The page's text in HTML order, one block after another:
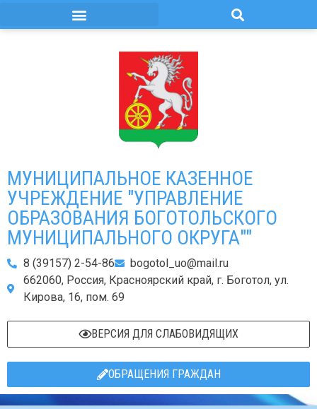
МУНИЦИПАЛЬНОЕ КАЗЕННОЕ
УЧРЕЖДЕНИЕ "УПРАВЛЕНИЕ
ОБРАЗОВАНИЯ БОГОТОЛЬСКОГО
МУНИЦИПАЛЬНОГО ОКРУГА""
8 (39157) 2-54-86
bogotol_uo@mail.ru
662060, Россия, Красноярский край, г. Боготол, ул.
Кирова, 16, пом. 69
ВЕРСИЯ ДЛЯ СЛАБОВИДЯЩИХ
ОБРАЩЕНИЯ ГРАЖДАН